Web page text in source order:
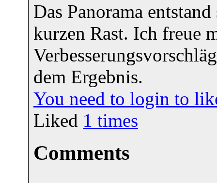
Das Panorama
kurzen Rast. Ich freue
dem Ergebnis.
You need to login to
Liked 1 times
Comments